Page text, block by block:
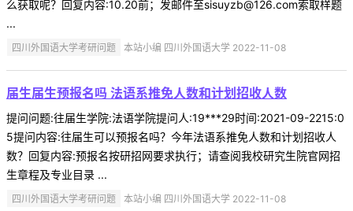
么获取呢？回复内容:10.20前；发邮件至sisuyzb@126.com索取样题
...
四川外国语大学考研问题 本站小编 四川外国语大学 2022-11-08
届生届生预报名吗 法语系推免人数和计划招收人数
提问问题:往届生学院:法语学院提问人:19***29时间:2021-09-2215:0
5提问内容:往届生可以预报名吗？今年法语系推免人数和计划招收人
数？回复内容:预报名按研招网要求执行；请查阅我校研究生院官网招
生章程及专业目录 ...
四川外国语大学考研问题 本站小编 四川外国语大学 2022-11-08